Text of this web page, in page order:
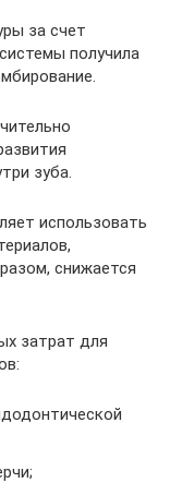
за счет
получила
зуба.
использовать
снижается
затрат для